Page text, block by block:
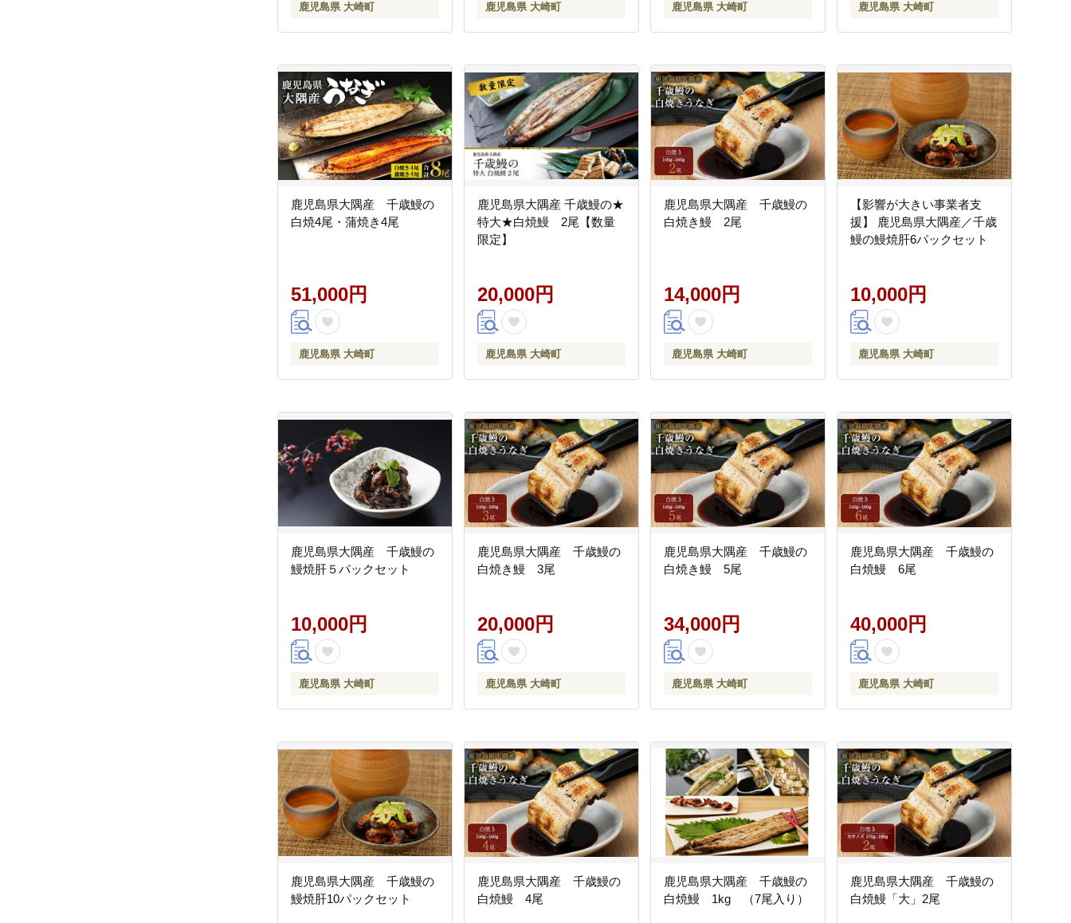
鹿児島県 大崎町 鹿児島県 大崎町 鹿児島県 大崎町 鹿児島県 大崎町
鹿児島県大隅産 千歳鰻の
白焼4尾・蒲焼き4尾
51,000円
鹿児島県 大崎町
鹿児島県大隅産 千歳鰻の★
特大★白焼鰻 2尾【数量
限定】
20,000円
鹿児島県 大崎町
鹿児島県大隅産 千歳鰻の
白焼き鰻 2尾
14,000円
鹿児島県 大崎町
【影響が大きい事業者支
援】 鹿児島県大隅産／千歳
鰻の鰻焼肝6パックセット
10,000円
鹿児島県 大崎町
鹿児島県大隅産 千歳鰻の
鰻焼肝５パックセット
10,000円
鹿児島県 大崎町
鹿児島県大隅産 千歳鰻の
白焼き鰻 3尾
20,000円
鹿児島県 大崎町
鹿児島県大隅産 千歳鰻の
白焼き鰻 5尾
34,000円
鹿児島県 大崎町
鹿児島県大隅産 千歳鰻の
白焼鰻 6尾
40,000円
鹿児島県 大崎町
鹿児島県大隅産 千歳鰻の
鰻焼肝10パックセット
鹿児島県大隅産 千歳鰻の
白焼鰻 4尾
鹿児島県大隅産 千歳鰻の
白焼鰻 1kg （7尾入り）
鹿児島県大隅産 千歳鰻の
白焼鰻「大」2尾